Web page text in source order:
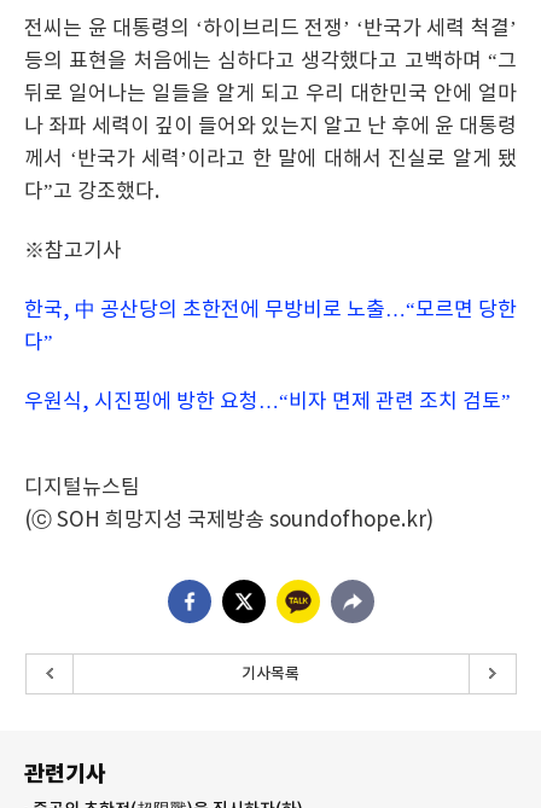
전씨는 윤 대통령의 ‘하이브리드 전쟁’ ‘반국가 세력 척결’
등의 표현을 처음에는 심하다고 생각했다고 고백하며 “그
뒤로 일어나는 일들을 알게 되고 우리 대한민국 안에 얼마
나 좌파 세력이 깊이 들어와 있는지 알고 난 후에 윤 대통령
께서 ‘반국가 세력’이라고 한 말에 대해서 진실로 알게 됐
다”고 강조했다.
※참고기사
한국, 中 공산당의 초한전에 무방비로 노출…“모르면 당한
다”
우원식, 시진핑에 방한 요청…“비자 면제 관련 조치 검토”
디지털뉴스팀
(ⓒ SOH 희망지성 국제방송 soundofhope.kr)
기사목록
관련기사